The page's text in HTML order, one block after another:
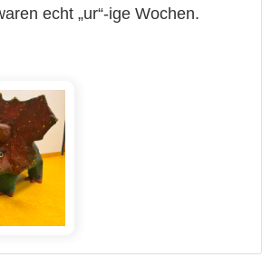
echt „ur“-ige Wochen.